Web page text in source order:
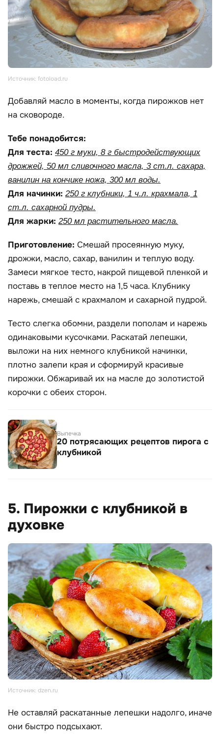
Источник: fotoload.ru
Добавляй масло в моменты, когда пирожков нет
на сковороде.
Тебе понадобится:
Для теста: 450 г муки, 8 г быстродействующих
дрожжей, 50 мл сливочного масла, 3 ст.л. сахара,
ванилин на кончике ножа, 300 мл воды.
Для начинки: 250 г клубники, 1 ч.л. крахмала, 1
ст.л. сахарной пудры.
Для жарки: 250 мл растительного масла.
Приготовление: Смешай просеянную муку,
дрожжи, масло, сахар, ванилин и теплую воду.
Замеси мягкое тесто, накрой пищевой пленкой и
поставь в теплое место на 1,5 часа. Клубнику
нарежь, смешай с крахмалом и сахарной пудрой.
Тесто слегка обомни, раздели пополам и нарежь
одинаковыми кусочками. Раскатай лепешки,
выложи на них немного клубникой начинки,
плотно залепи края и сформируй красивые
пирожки. Обжаривай их на масле до золотистой
корочки с обеих сторон.
Выпечка
20 потрясающих рецептов пирога с
клубникой
5. Пирожки с клубникой в
духовке
Источник: dzen.ru
Не оставляй раскатанные лепешки надолго, иначе
они быстро подсыхают.